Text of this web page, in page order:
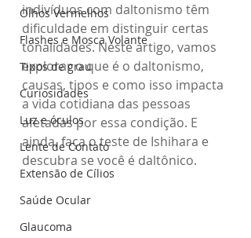
Olhos Vermelhos
Flashes e Mosca Volante
Tipos de grau
Curiosidades
Luz e óculos
Lente de Contato
Extensão de Cílios
Saúde Ocular
Glaucoma
indivíduos com daltonismo têm
dificuldade em distinguir certas
tonalidades. Neste artigo, vamos
explorar o que é o daltonismo,
causas, tipos e como isso impacta
a vida cotidiana das pessoas
afetadas por essa condição. E
ainda, faça o teste de Ishihara e
descubra se você é daltônico.